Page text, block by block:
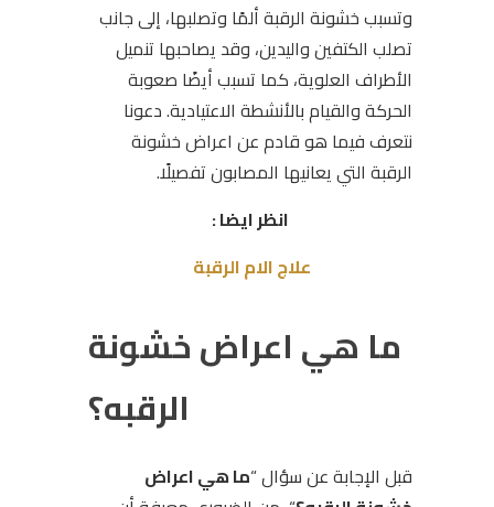
وتسبب خشونة الرقبة ألمًا وتصلبها، إلى جانب
تصلب الكتفين واليدين، وقد يصاحبها تنميل
الأطراف العلوية، كما تسبب أيضًا صعوبة
الحركة والقيام بالأنشطة الاعتيادية. دعونا
نتعرف فيما هو قادم عن اعراض خشونة
الرقبة التي يعانيها المصابون تفصيلًا.
انظر ايضا :
علاج الام الرقبة
ما هي اعراض خشونة
الرقبه؟
قبل الإجابة عن سؤال “ما هي اعراض